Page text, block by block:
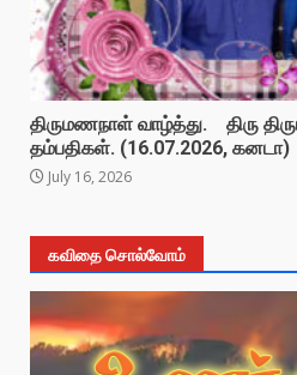
திருமணநாள் வாழ்த்து. திரு
தம்பதிகள். (16.07.2026, கனடா)
July 16, 2026
கவிதை சொல்வோம்